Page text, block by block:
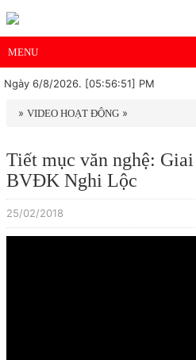
MENU
Ngày 6/8/2026. [05:56:51] PM
» VIDEO HOẠT ĐỘNG »
Tiết mục văn nghệ:
BVĐK Nghi Lộc
25/02/2018